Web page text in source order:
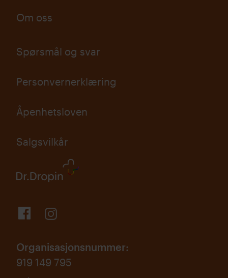
Om oss
Spørsmål og svar
Personvernerklæring
Åpenhetsloven
Salgsvilkår
Organisasjonsnummer:
919 149 795